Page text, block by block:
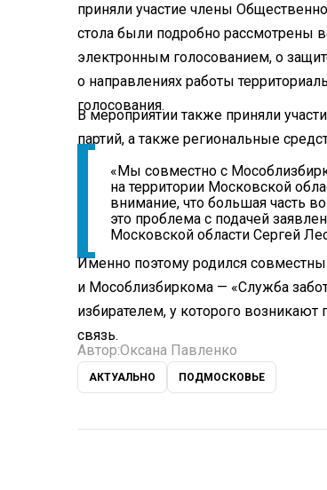
приняли участие члены
стола были подробно рассмотрены
электронным голосованием, о
о направлениях работы
голосования.
В мероприятии также приняли
партий, а также региональные
«Мы совместно с
на территории Московской
внимание, что большая часть
это проблема с подачей
Московской области Сергей
Именно поэтому родился
и Мособлизбиркома — «Служба
избирателем, у которого
связь.
Автор:Оксана Павленко
АКТУАЛЬНО ПОДМОСКОВЬЕ